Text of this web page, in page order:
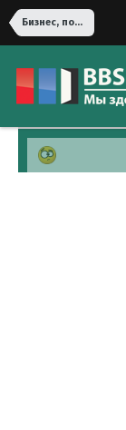
Бизнес, политика, экономика